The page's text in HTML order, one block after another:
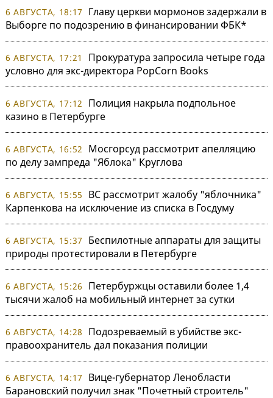
6 АВГУСТА, 18:17
Главу церкви мормонов задержали в
Выборге по подозрению в финансировании ФБК*
6 АВГУСТА, 17:21
Прокуратура запросила четыре года
условно для экс-директора PopCorn Books
6 АВГУСТА, 17:12
Полиция накрыла подпольное
казино в Петербурге
6 АВГУСТА, 16:52
Мосгорсуд рассмотрит апелляцию
по делу зампреда "Яблока" Круглова
6 АВГУСТА, 15:55
ВС рассмотрит жалобу "яблочника"
Карпенкова на исключение из списка в Госдуму
6 АВГУСТА, 15:37
Беспилотные аппараты для защиты
природы протестировали в Петербурге
6 АВГУСТА, 15:26
Петербуржцы оставили более 1,4
тысячи жалоб на мобильный интернет за сутки
6 АВГУСТА, 14:28
Подозреваемый в убийстве экс-
правоохранитель дал показания полиции
6 АВГУСТА, 14:17
Вице-губернатор Ленобласти
Барановский получил знак "Почетный строитель"